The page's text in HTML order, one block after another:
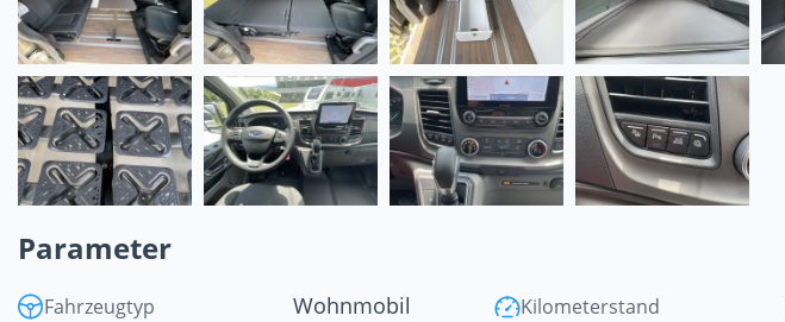
Parameter
Fahrzeugtyp Wohnmobil Kilometerstand